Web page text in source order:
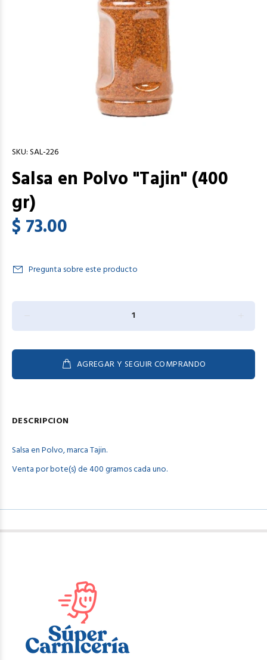
SKU:SAL-226
Salsa en Polvo "Tajin" (400
gr)
$ 73.00
Pregunta sobre este producto
AGREGAR Y SEGUIR COMPRANDO
DESCRIPCION
Salsa en Polvo, marca Tajin.
Venta por bote(s) de 400 gramos cada uno.